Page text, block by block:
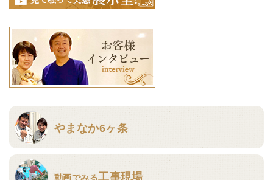
やまなか6ヶ条
動画でみる工事現場